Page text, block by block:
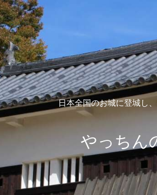
日本全国のお城に登城し
やっちん